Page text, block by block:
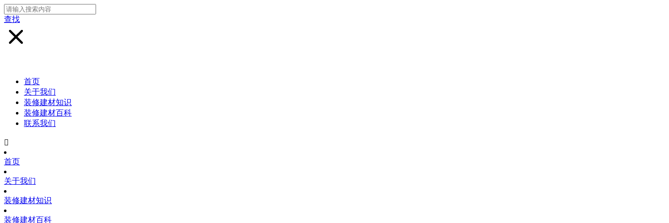
查找
首页
关于我们
装修建材知识
装修建材百科
联系我们

首页
关于我们
装修建材知识
装修建材百科